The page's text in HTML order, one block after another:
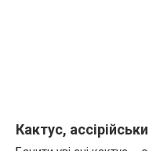
Кактус,